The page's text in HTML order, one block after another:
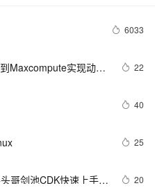
6033
Maxcompute实现动态
22
40
25
哥剑池CDK快速上手指
20